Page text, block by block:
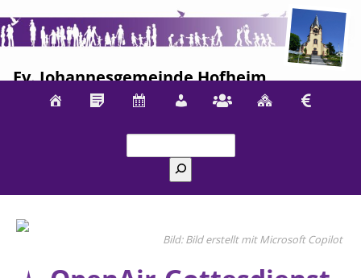
Ev. Johannesgemeinde Hofheim
Bild erstellt mit Microsoft Copilot